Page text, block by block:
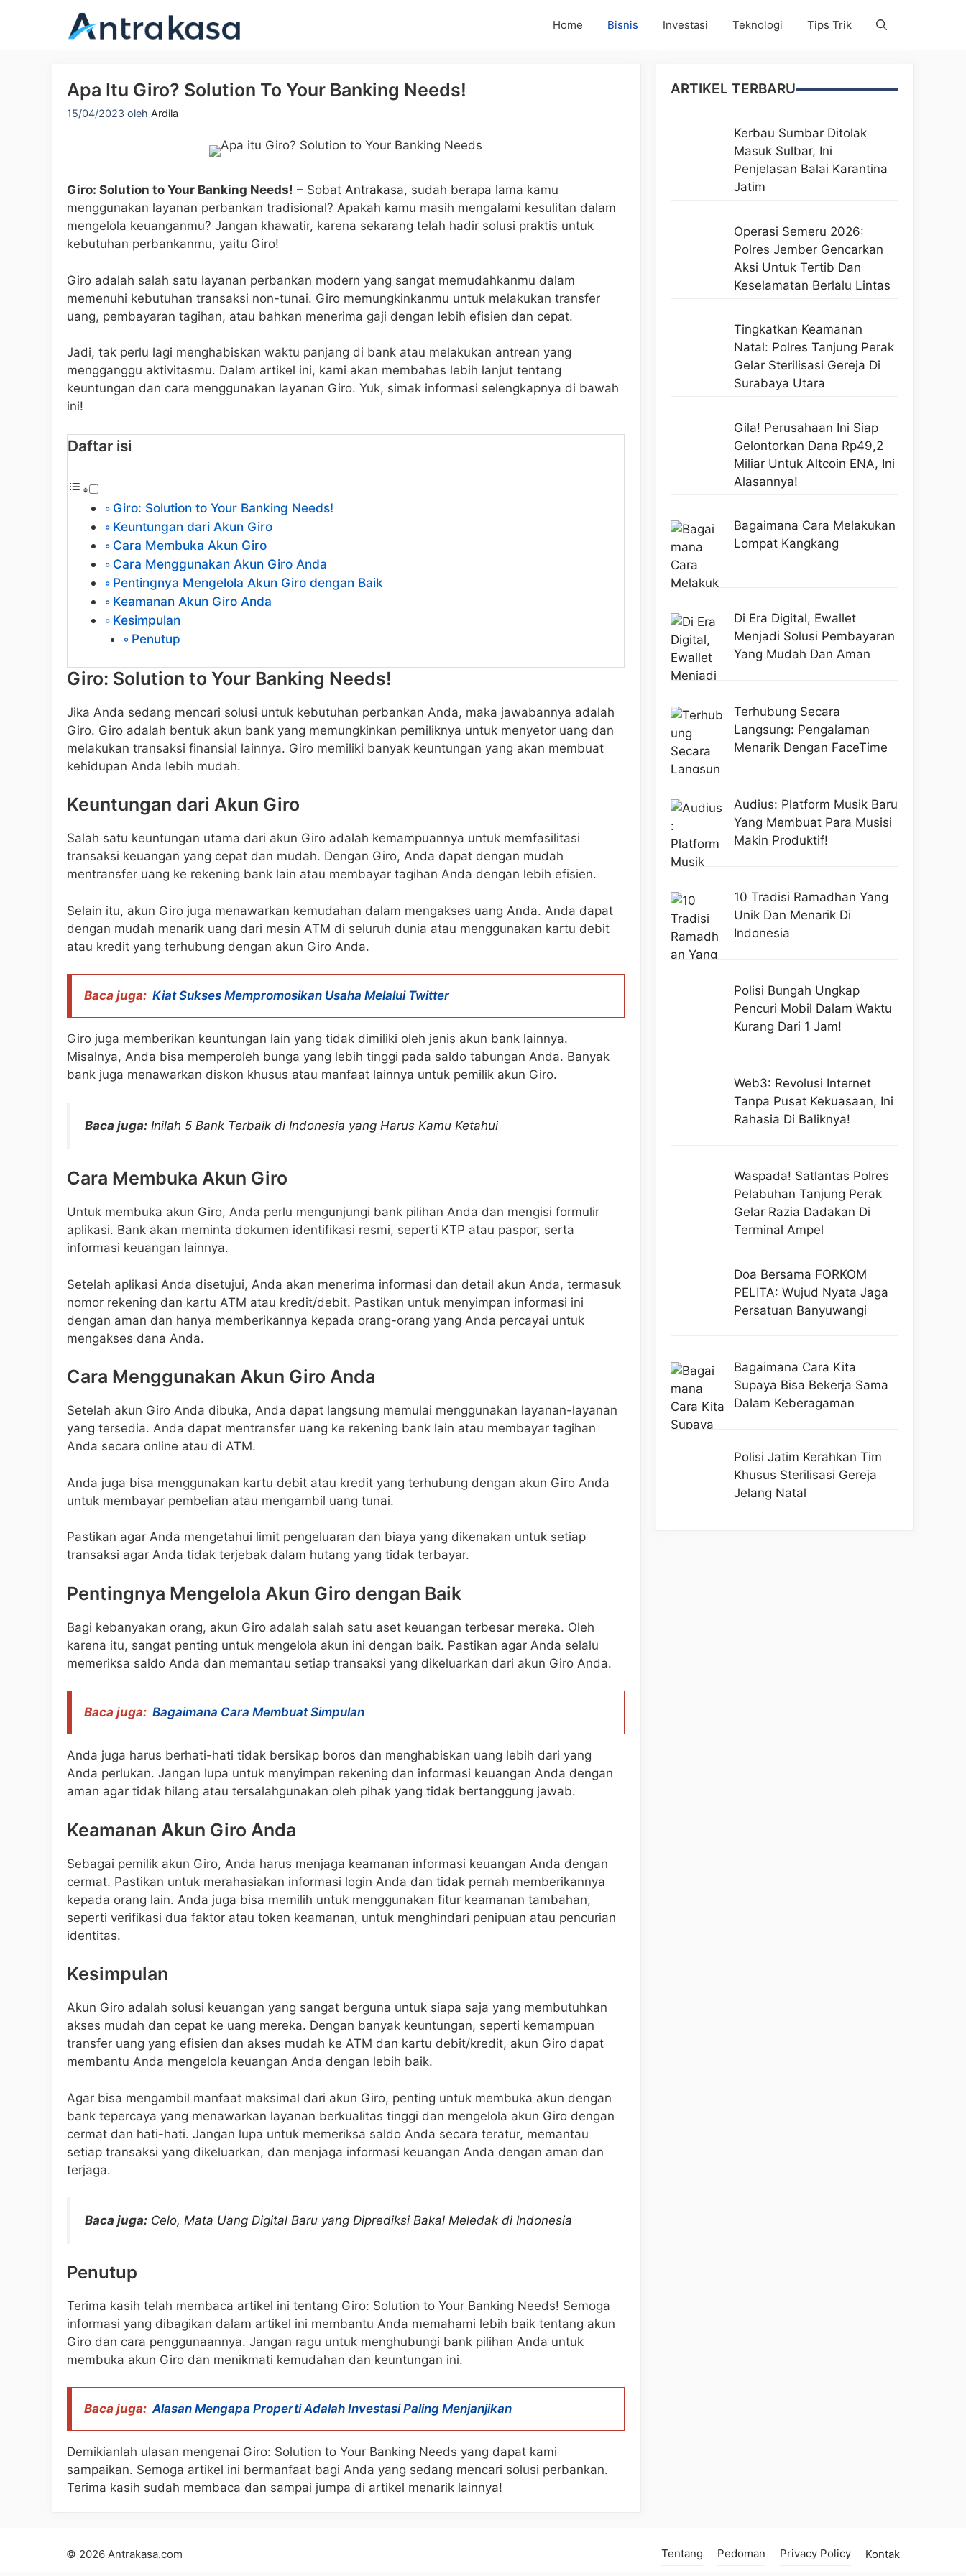
Home Bisnis Investasi Teknologi Tips Trik
Apa Itu Giro? Solution To Your Banking Needs!
15/04/2023 oleh Ardila
Giro: Solution to Your Banking Needs! – Sobat Antrakasa, sudah berapa lama kamu
menggunakan layanan perbankan tradisional? Apakah kamu masih mengalami kesulitan dalam
mengelola keuanganmu? Jangan khawatir, karena sekarang telah hadir solusi praktis untuk
kebutuhan perbankanmu, yaitu Giro!
Giro adalah salah satu layanan perbankan modern yang sangat memudahkanmu dalam
memenuhi kebutuhan transaksi non-tunai. Giro memungkinkanmu untuk melakukan transfer
uang, pembayaran tagihan, atau bahkan menerima gaji dengan lebih efisien dan cepat.
Jadi, tak perlu lagi menghabiskan waktu panjang di bank atau melakukan antrean yang
mengganggu aktivitasmu. Dalam artikel ini, kami akan membahas lebih lanjut tentang
keuntungan dan cara menggunakan layanan Giro. Yuk, simak informasi selengkapnya di bawah
ini!
Daftar isi
Giro: Solution to Your Banking Needs!
Keuntungan dari Akun Giro
Cara Membuka Akun Giro
Cara Menggunakan Akun Giro Anda
Pentingnya Mengelola Akun Giro dengan Baik
Keamanan Akun Giro Anda
Kesimpulan
Penutup
Giro: Solution to Your Banking Needs!
Jika Anda sedang mencari solusi untuk kebutuhan perbankan Anda, maka jawabannya adalah
Giro. Giro adalah bentuk akun bank yang memungkinkan pemiliknya untuk menyetor uang dan
melakukan transaksi finansial lainnya. Giro memiliki banyak keuntungan yang akan membuat
kehidupan Anda lebih mudah.
Keuntungan dari Akun Giro
Salah satu keuntungan utama dari akun Giro adalah kemampuannya untuk memfasilitasi
transaksi keuangan yang cepat dan mudah. Dengan Giro, Anda dapat dengan mudah
mentransfer uang ke rekening bank lain atau membayar tagihan Anda dengan lebih efisien.
Selain itu, akun Giro juga menawarkan kemudahan dalam mengakses uang Anda. Anda dapat
dengan mudah menarik uang dari mesin ATM di seluruh dunia atau menggunakan kartu debit
atau kredit yang terhubung dengan akun Giro Anda.
Baca juga: Kiat Sukses Mempromosikan Usaha Melalui Twitter
Giro juga memberikan keuntungan lain yang tidak dimiliki oleh jenis akun bank lainnya.
Misalnya, Anda bisa memperoleh bunga yang lebih tinggi pada saldo tabungan Anda. Banyak
bank juga menawarkan diskon khusus atau manfaat lainnya untuk pemilik akun Giro.
Baca juga: Inilah 5 Bank Terbaik di Indonesia yang Harus Kamu Ketahui
Cara Membuka Akun Giro
Untuk membuka akun Giro, Anda perlu mengunjungi bank pilihan Anda dan mengisi formulir
aplikasi. Bank akan meminta dokumen identifikasi resmi, seperti KTP atau paspor, serta
informasi keuangan lainnya.
Setelah aplikasi Anda disetujui, Anda akan menerima informasi dan detail akun Anda, termasuk
nomor rekening dan kartu ATM atau kredit/debit. Pastikan untuk menyimpan informasi ini
dengan aman dan hanya memberikannya kepada orang-orang yang Anda percayai untuk
mengakses dana Anda.
Cara Menggunakan Akun Giro Anda
Setelah akun Giro Anda dibuka, Anda dapat langsung memulai menggunakan layanan-layanan
yang tersedia. Anda dapat mentransfer uang ke rekening bank lain atau membayar tagihan
Anda secara online atau di ATM.
Anda juga bisa menggunakan kartu debit atau kredit yang terhubung dengan akun Giro Anda
untuk membayar pembelian atau mengambil uang tunai.
Pastikan agar Anda mengetahui limit pengeluaran dan biaya yang dikenakan untuk setiap
transaksi agar Anda tidak terjebak dalam hutang yang tidak terbayar.
Pentingnya Mengelola Akun Giro dengan Baik
Bagi kebanyakan orang, akun Giro adalah salah satu aset keuangan terbesar mereka. Oleh
karena itu, sangat penting untuk mengelola akun ini dengan baik. Pastikan agar Anda selalu
memeriksa saldo Anda dan memantau setiap transaksi yang dikeluarkan dari akun Giro Anda.
Baca juga: Bagaimana Cara Membuat Simpulan
Anda juga harus berhati-hati tidak bersikap boros dan menghabiskan uang lebih dari yang
Anda perlukan. Jangan lupa untuk menyimpan rekening dan informasi keuangan Anda dengan
aman agar tidak hilang atau tersalahgunakan oleh pihak yang tidak bertanggung jawab.
Keamanan Akun Giro Anda
Sebagai pemilik akun Giro, Anda harus menjaga keamanan informasi keuangan Anda dengan
cermat. Pastikan untuk merahasiakan informasi login Anda dan tidak pernah memberikannya
kepada orang lain. Anda juga bisa memilih untuk menggunakan fitur keamanan tambahan,
seperti verifikasi dua faktor atau token keamanan, untuk menghindari penipuan atau pencurian
identitas.
Kesimpulan
Akun Giro adalah solusi keuangan yang sangat berguna untuk siapa saja yang membutuhkan
akses mudah dan cepat ke uang mereka. Dengan banyak keuntungan, seperti kemampuan
transfer uang yang efisien dan akses mudah ke ATM dan kartu debit/kredit, akun Giro dapat
membantu Anda mengelola keuangan Anda dengan lebih baik.
Agar bisa mengambil manfaat maksimal dari akun Giro, penting untuk membuka akun dengan
bank tepercaya yang menawarkan layanan berkualitas tinggi dan mengelola akun Giro dengan
cermat dan hati-hati. Jangan lupa untuk memeriksa saldo Anda secara teratur, memantau
setiap transaksi yang dikeluarkan, dan menjaga informasi keuangan Anda dengan aman dan
terjaga.
Baca juga: Celo, Mata Uang Digital Baru yang Diprediksi Bakal Meledak di Indonesia
Penutup
Terima kasih telah membaca artikel ini tentang Giro: Solution to Your Banking Needs! Semoga
informasi yang dibagikan dalam artikel ini membantu Anda memahami lebih baik tentang akun
Giro dan cara penggunaannya. Jangan ragu untuk menghubungi bank pilihan Anda untuk
membuka akun Giro dan menikmati kemudahan dan keuntungan ini.
Baca juga: Alasan Mengapa Properti Adalah Investasi Paling Menjanjikan
Demikianlah ulasan mengenai Giro: Solution to Your Banking Needs yang dapat kami
sampaikan. Semoga artikel ini bermanfaat bagi Anda yang sedang mencari solusi perbankan.
Terima kasih sudah membaca dan sampai jumpa di artikel menarik lainnya!
ARTIKEL TERBARU
Kerbau Sumbar Ditolak
Masuk Sulbar, Ini
Penjelasan Balai Karantina
Jatim
Operasi Semeru 2026:
Polres Jember Gencarkan
Aksi Untuk Tertib Dan
Keselamatan Berlalu Lintas
Tingkatkan Keamanan
Natal: Polres Tanjung Perak
Gelar Sterilisasi Gereja Di
Surabaya Utara
Gila! Perusahaan Ini Siap
Gelontorkan Dana Rp49,2
Miliar Untuk Altcoin ENA, Ini
Alasannya!
Bagaimana Cara Melakukan
Lompat Kangkang
Di Era Digital, Ewallet
Menjadi Solusi Pembayaran
Yang Mudah Dan Aman
Terhubung Secara
Langsung: Pengalaman
Menarik Dengan FaceTime
Audius: Platform Musik Baru
Yang Membuat Para Musisi
Makin Produktif!
10 Tradisi Ramadhan Yang
Unik Dan Menarik Di
Indonesia
Polisi Bungah Ungkap
Pencuri Mobil Dalam Waktu
Kurang Dari 1 Jam!
Web3: Revolusi Internet
Tanpa Pusat Kekuasaan, Ini
Rahasia Di Baliknya!
Waspada! Satlantas Polres
Pelabuhan Tanjung Perak
Gelar Razia Dadakan Di
Terminal Ampel
Doa Bersama FORKOM
PELITA: Wujud Nyata Jaga
Persatuan Banyuwangi
Bagaimana Cara Kita
Supaya Bisa Bekerja Sama
Dalam Keberagaman
Polisi Jatim Kerahkan Tim
Khusus Sterilisasi Gereja
Jelang Natal
Tentang Pedoman Privacy Policy Kontak
© 2026 Antrakasa.com